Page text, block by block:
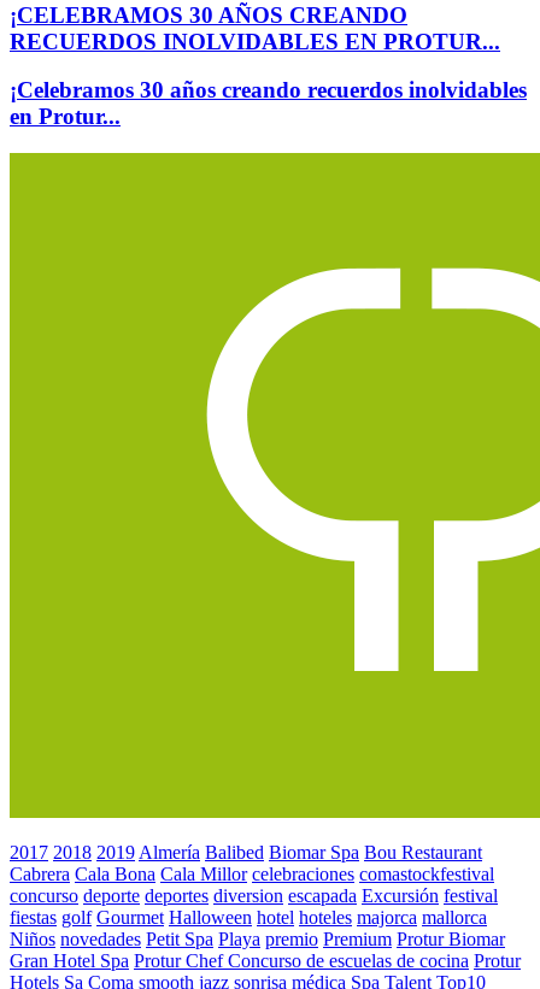
¡CELEBRAMOS 30 AÑOS CREANDO
RECUERDOS INOLVIDABLES EN PROTUR...
¡Celebramos 30 años creando recuerdos inolvidables
en Protur...
2017 2018 2019 Almería Balibed Biomar Spa Bou Restaurant
Cabrera Cala Bona Cala Millor celebraciones comastockfestival
concurso deporte deportes diversion escapada Excursión festival
fiestas golf Gourmet Halloween hotel hoteles majorca mallorca
Niños novedades Petit Spa Playa premio Premium Protur Biomar
Gran Hotel Spa Protur Chef Concurso de escuelas de cocina Protur
Hotels Sa Coma smooth jazz sonrisa médica Spa Talent Top10